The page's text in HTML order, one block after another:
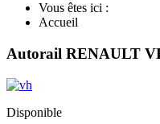
Vous êtes ici :
Accueil
Autorail RENAULT
Disponible